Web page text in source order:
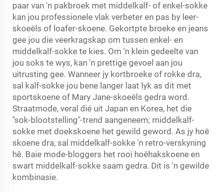
paar van 'n pakbroek met middelkalf- of enkel-sokke
kan jou professionele vlak verbeter en pas by leer-
skoeëls of loafer-skoene. Gekortpte broeke en jeans
gee jou die veerkragskap om tussen enkel- en
middelkalf-sokke te kies. Om 'n klein gedeelte van
jou soks te wys, kan 'n prettige gevoel aan jou
uitrusting gee. Wanneer jy kortbroeke of rokke dra,
sal kalf-sokke jou bene langer laat lyk as dit met
sportskoene of Mary Jane-skoeëls gedra word.
Straatmode, veral dié uit Japan en Korea, het die
"sok-blootstelling"-trend aangeneem; middelkalf-
sokke met doekskoene het gewild geword. As jy hoë
skoene dra, sal middelkalf-sokke 'n retro-verskyning
hê. Baie mode-bloggers het rooi hoëhakskoene en
swart middelkalf-sokke saam gedra. Dit is 'n gewilde
kombinasie.